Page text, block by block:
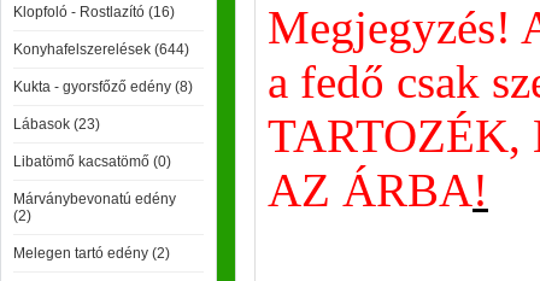
Klopfoló - Rostlazító (16)
Konyhafelszerelések (644)
Kukta - gyorsfőző edény (8)
Lábasok (23)
Libatömő kacsatömő (0)
Márványbevonatú edény
(2)
Melegen tartó edény (2)
Megjegyzés!
a fedő csak
TARTOZÉK,
AZ ÁRBA!